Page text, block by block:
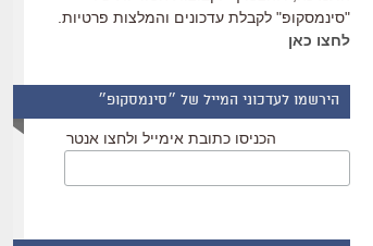
"סינמסקופ" לקבלת עדכונים והמלצות פרטיות.
לחצו כאן
הירשמו לעדכוני המייל של ״סינמסקופ״
הכניסו כתובת אימייל ולחצו אנטר